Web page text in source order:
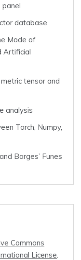
panel
database
Mode of
Artificial
tensor and
analysis
Torch, Numpy,
Borges’ Funes
Commons
License